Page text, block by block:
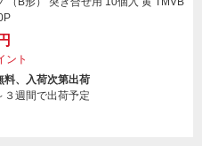
ント
料、入荷次第出荷
３週間で出荷予定